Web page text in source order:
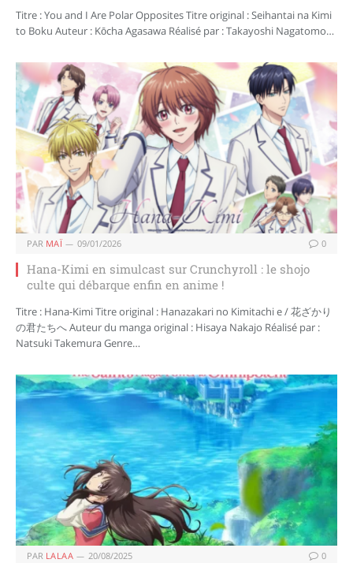
Titre : You and I Are Polar Opposites Titre original : Seihantai na Kimi
to Boku Auteur : Kōcha Agasawa Réalisé par : Takayoshi Nagatomo…
PAR MAÏ 09/01/2026 0
Hana-Kimi en simulcast sur Crunchyroll : le shojo
culte qui débarque enfin en anime !
Titre : Hana-Kimi Titre original : Hanazakari no Kimitachi e / 花ざかり
の君たちへ Auteur du manga original : Hisaya Nakajo Réalisé par :
Natsuki Takemura Genre…
PAR LALAA 20/08/2025 0